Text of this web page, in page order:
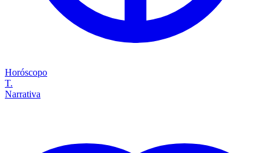
Horóscopo
T.
Narrativa